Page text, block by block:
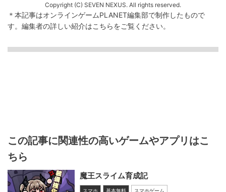
Copyright (C) SEVEN NEXUS. All rights reserved.
＊本記事はオンラインゲームPLANET編集部で制作したもので
す。 編集者の詳しい紹介はこちらをご覧ください。
この記事に関連性の高いゲームやアプリはこ
ちら
魔王スライム育成記
スマホ 基本無料 スマホゲーム